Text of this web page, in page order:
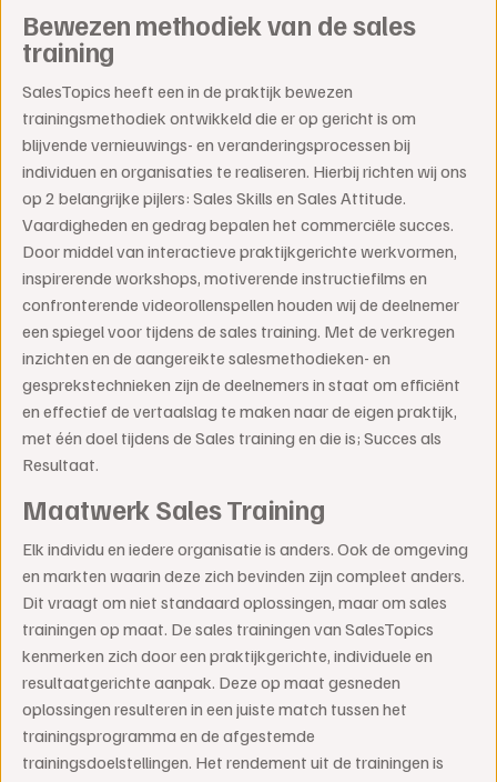
Bewezen methodiek van de sales
training
SalesTopics heeft een in de praktijk bewezen
trainingsmethodiek ontwikkeld die er op gericht is om
blijvende vernieuwings- en veranderingsprocessen bij
individuen en organisaties te realiseren. Hierbij richten wij ons
op 2 belangrijke pijlers: Sales Skills en Sales Attitude.
Vaardigheden en gedrag bepalen het commerciële succes.
Door middel van interactieve praktijkgerichte werkvormen,
inspirerende workshops, motiverende instructiefilms en
confronterende videorollenspellen houden wij de deelnemer
een spiegel voor tijdens de sales training. Met de verkregen
inzichten en de aangereikte salesmethodieken- en
gesprekstechnieken zijn de deelnemers in staat om efficiënt
en effectief de vertaalslag te maken naar de eigen praktijk,
met één doel tijdens de Sales training en die is; Succes als
Resultaat.
Maatwerk Sales Training
Elk individu en iedere organisatie is anders. Ook de omgeving
en markten waarin deze zich bevinden zijn compleet anders.
Dit vraagt om niet standaard oplossingen, maar om sales
trainingen op maat. De sales trainingen van SalesTopics
kenmerken zich door een praktijkgerichte, individuele en
resultaatgerichte aanpak. Deze op maat gesneden
oplossingen resulteren in een juiste match tussen het
trainingsprogramma en de afgestemde
trainingsdoelstellingen. Het rendement uit de trainingen is